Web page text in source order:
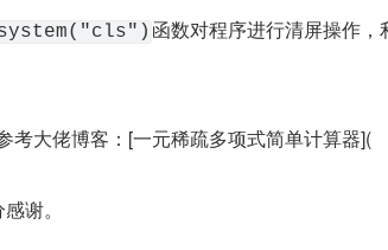
函数对程序进行清屏操作
考大佬博客：[一元稀疏多项式简单计算器](
谢。